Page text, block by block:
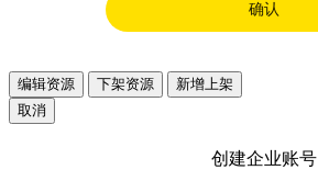
确认
编辑资源 下架资源
新增上架
取消
创建企业账号